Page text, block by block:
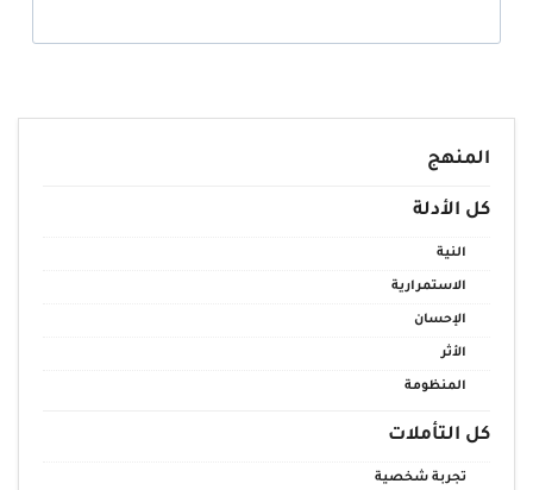
المنهج
كل الأدلة
النية
الاستمرارية
الإحسان
الأثر
المنظومة
كل التأملات
تجربة شخصية